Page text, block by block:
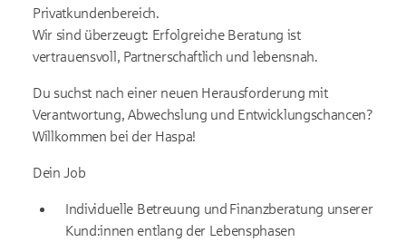
Privatkundenbereich.
Wir sind überzeugt: Erfolgreiche Beratung ist
vertrauensvoll, Partnerschaftlich und lebensnah.
Du suchst nach einer neuen Herausforderung mit
Verantwortung, Abwechslung und Entwicklungschancen?
Willkommen bei der Haspa!
Dein Job
Individuelle Betreuung und Finanzberatung unserer
Kund:innen entlang der Lebensphasen